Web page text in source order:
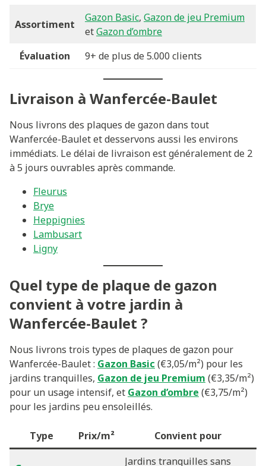
Assortiment
Gazon Basic, Gazon de jeu Premium
etGazon d’ombre
Évaluation
9+ de plus de 5.000 clients
Livraison à Wanfercée-Baulet
Nous livrons des plaques de gazon dans tout
Wanfercée-Baulet et desservons aussi les environs
immédiats. Le délai de livraison est généralement de 2
à 5 jours ouvrables après commande.
Fleurus
Brye
Heppignies
Lambusart
Ligny
Quel type de plaque de gazon
convient à votre jardin à
Wanfercée-Baulet ?
Nous livrons trois types de plaques de gazon pour
Wanfercée-Baulet : Gazon Basic (€3,05/m²) pour les
jardins tranquilles, Gazon de jeu Premium (€3,35/m²)
pour un usage intensif, et Gazon d’ombre (€3,75/m²)
pour les jardins peu ensoleillés.
Type Prix/m² Convient pour
Jardins tranquilles sans